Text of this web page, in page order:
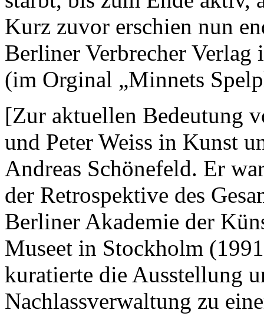
Kurz zuvor erschien nun
Berliner Verbrecher Verlag
(im Orginal „Minnets
[Zur aktuellen Bedeutung
und Peter Weiss in Kunst
Andreas Schönefeld. Er
der Retrospektive des
Berliner Akademie der
Museet in Stockholm
kuratierte die Ausstellung
Nachlassverwaltung zu